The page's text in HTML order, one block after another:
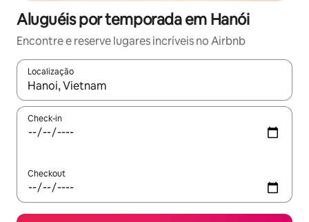
Aluguéis por temporada em Hanói
Encontre e reserve lugares incríveis no Airbnb
Localização
Quando os resultados estiverem disponíveis, explore-os
Check-in
Checkout